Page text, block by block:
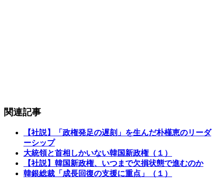
関連記事
【社説】「政権発足の遅刻」を生んだ朴槿恵のリーダ
ーシップ
大統領と首相しかいない韓国新政権（１）
【社説】韓国新政権、いつまで欠損状態で進むのか
韓銀総裁「成長回復の支援に重点」（１）